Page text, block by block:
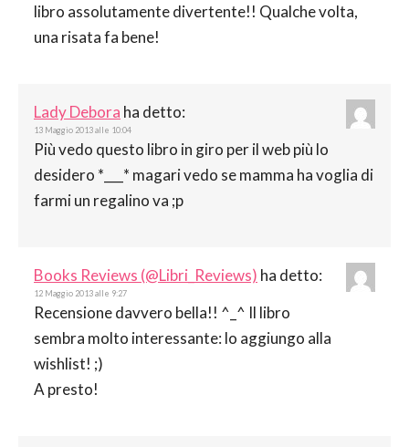
libro assolutamente divertente!! Qualche volta,
una risata fa bene!
Lady Debora ha detto:
13 Maggio 2013 alle 10:04
Più vedo questo libro in giro per il web più lo
desidero *___* magari vedo se mamma ha voglia di
farmi un regalino va ;p
Books Reviews (@Libri_Reviews) ha detto:
12 Maggio 2013 alle 9:27
Recensione davvero bella!! ^_^ Il libro
sembra molto interessante: lo aggiungo alla
wishlist! ;)
A presto!